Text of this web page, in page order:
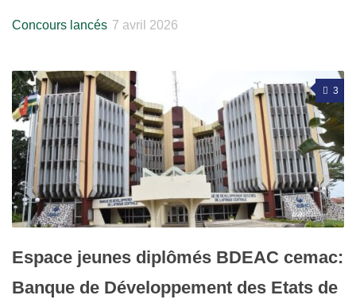
Concours lancés 7 avril 2026
3
Espace jeunes diplômés BDEAC cemac:
Banque de Développement des Etats de